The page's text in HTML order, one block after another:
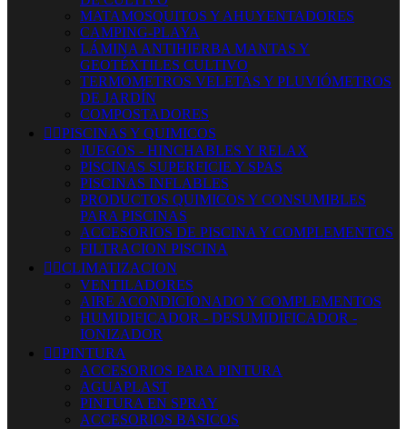
MATAMOSQUITOS Y AHUYENTADORES
CAMPING-PLAYA
LÁMINA ANTIHIERBA MANTAS Y
GEOTÉXTILES CULTIVO
TERMOMETROS VELETAS Y PLUVIÓMETROS
DE JARDÍN
COMPOSTADORES
 PISCINAS Y QUIMICOS
JUEGOS - HINCHABLES Y RELAX
PISCINAS SUPERFICIE Y SPAS
PISCINAS INFLABLES
PRODUCTOS QUIMICOS Y CONSUMIBLES
PARA PISCINAS
ACCESORIOS DE PISCINA Y COMPLEMENTOS
FILTRACION PISCINA
 CLIMATIZACION
VENTILADORES
AIRE ACONDICIONADO Y COMPLEMENTOS
HUMIDIFICADOR - DESUMIDIFICADOR -
IONIZADOR
 PINTURA
ACCESORIOS PARA PINTURA
AGUAPLAST
PINTURA EN SPRAY
ACCESORIOS BASICOS